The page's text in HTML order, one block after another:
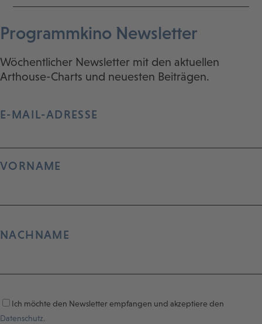
Programmkino Newsletter
Wöchentlicher Newsletter mit den aktuellen
Arthouse-Charts und neuesten Beiträgen.
E-MAIL-ADRESSE
VORNAME
NACHNAME
Ich möchte den Newsletter empfangen und akzeptiere den
Datenschutz.